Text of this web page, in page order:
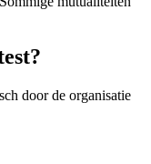
door de organisatie